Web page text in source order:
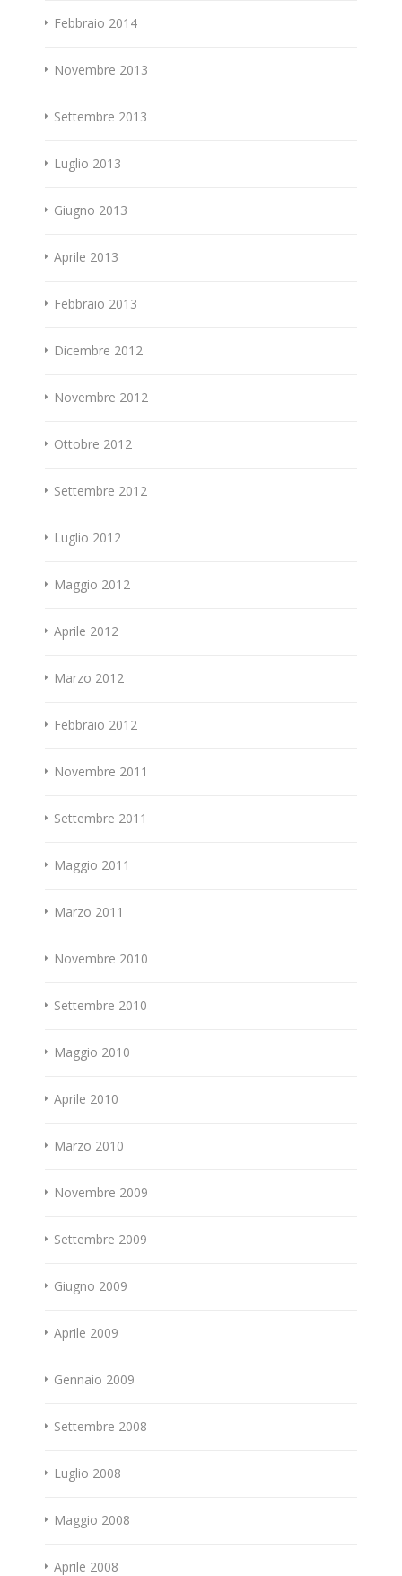
Febbraio 2014
Novembre 2013
Settembre 2013
Luglio 2013
Giugno 2013
Aprile 2013
Febbraio 2013
Dicembre 2012
Novembre 2012
Ottobre 2012
Settembre 2012
Luglio 2012
Maggio 2012
Aprile 2012
Marzo 2012
Febbraio 2012
Novembre 2011
Settembre 2011
Maggio 2011
Marzo 2011
Novembre 2010
Settembre 2010
Maggio 2010
Aprile 2010
Marzo 2010
Novembre 2009
Settembre 2009
Giugno 2009
Aprile 2009
Gennaio 2009
Settembre 2008
Luglio 2008
Maggio 2008
Aprile 2008